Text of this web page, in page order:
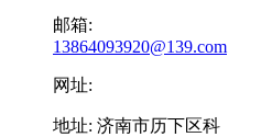
邮箱:
13864093920@139.com
网址:
地址: 济南市历下区科